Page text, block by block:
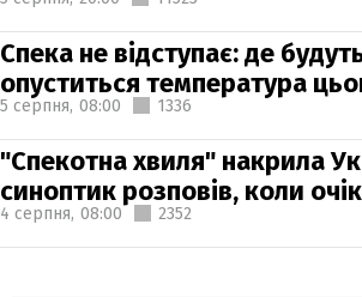
Спека не відступає: де
опуститься температура
5 серпня, 08:00 1336
"Спекотна хвиля" накрила
синоптик розповів, коли
4 серпня, 08:00 2352